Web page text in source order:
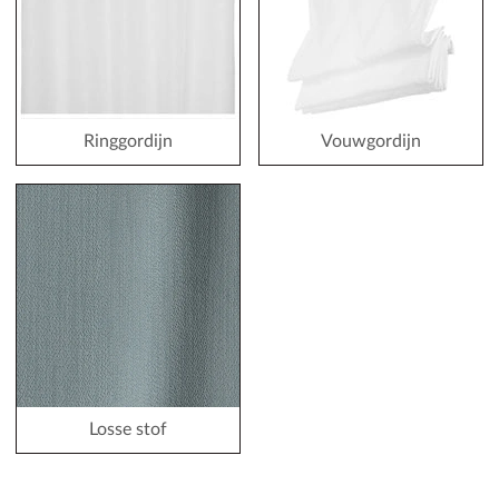
Ringgordijn Vouwgordijn
Losse stof